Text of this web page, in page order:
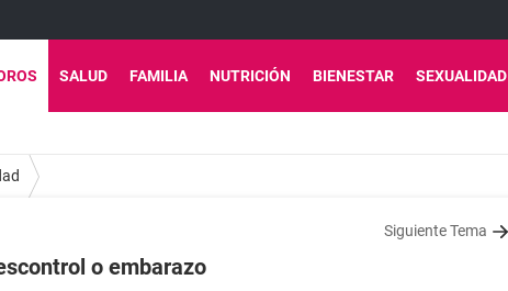
SALUD FAMILIA NUTRICIÓN BIENESTAR SEXUALIDAD
Siguiente Tema
o embarazo